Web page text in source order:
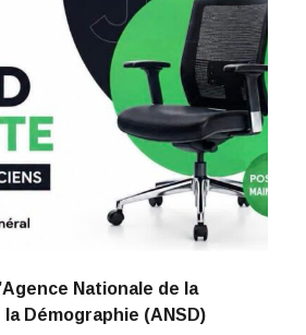
Nationale de la
Démographie (ANSD)